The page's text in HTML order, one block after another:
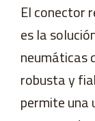
El conector
es la
neumáticas
robusta y
permite una